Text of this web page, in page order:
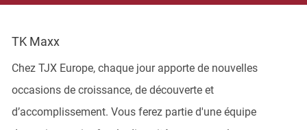
TK Maxx
Chez TJX Europe, chaque jour apporte de nouvelles
occasions de croissance, de découverte et
d’accomplissement. Vous ferez partie d'une équipe